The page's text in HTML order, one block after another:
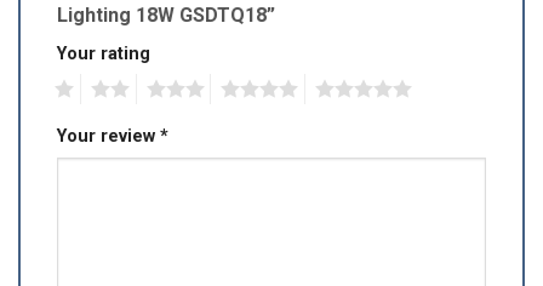
Lighting 18W GSDTQ18”
Your rating
Your review *